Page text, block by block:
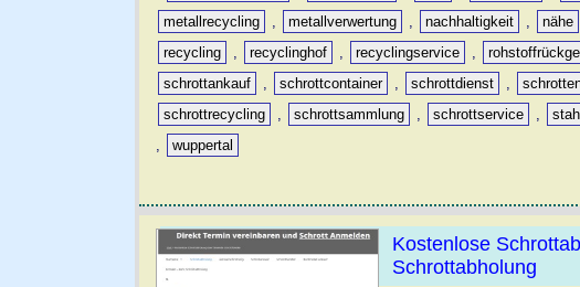
metallrecycling
metallverwertung nachhaltigkeit nähe
recycling
recyclinghof recyclingservice
schrottankauf
schrottcontainer schrottdienst
schrottrecycling
schrottsammlung schrottservice
wuppertal
Kostenlose
Schrottabholung